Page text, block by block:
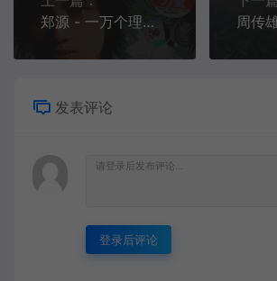
郑源 - 一万个理由[MP3-320K/FLAC][10.1M/31.1M]
发表评论
登录后评论